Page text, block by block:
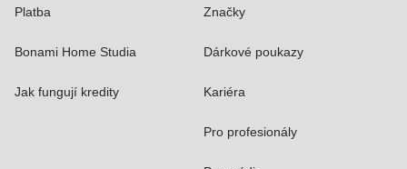
Platba
Bonami Home Studia
Jak fungují kredity
Značky
Dárkové poukazy
Kariéra
Pro profesionály